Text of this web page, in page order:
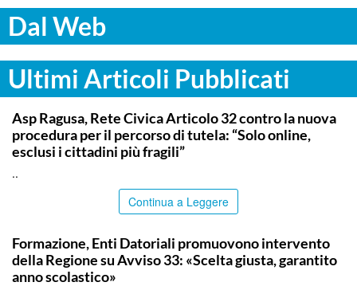
Dal Web
Ultimi Articoli Pubblicati
COMMUNITY
Asp Ragusa, Rete Civica Articolo 32 contro la nuova
procedura per il percorso di tutela: “Solo online,
esclusi i cittadini più fragili”
..
Continua a Leggere
Formazione, Enti Datoriali promuovono intervento
della Regione su Avviso 33: «Scelta giusta, garantito
anno scolastico»